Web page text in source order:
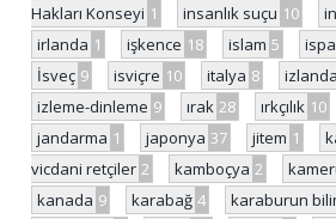
Hakları Konseyi 1 insanlık suçu 10
irlanda 1 işkence 18 islam 5
İsveç 9 isviçre 10 italya 8 izlanda
izleme-dinleme 9 ırak 28 ırkçılık 10
jandarma 1 japonya 37 jitem 1
vicdani retçiler 2 kamboçya 2
kanada 9 karabağ 4 karaburun